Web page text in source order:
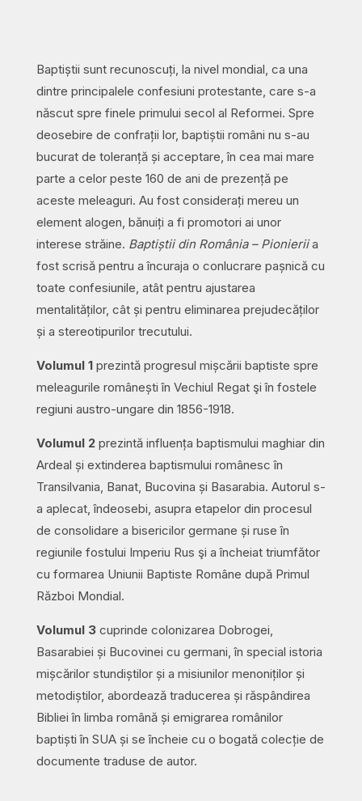
Baptiștii sunt recunoscuți, la nivel mondial, ca una
dintre principalele confesiuni protestante, care s-a
născut spre finele primului secol al Reformei. Spre
deosebire de confrații lor, baptiștii români nu s-au
bucurat de toleranță și acceptare, în cea mai mare
parte a celor peste 160 de ani de prezență pe
aceste meleaguri. Au fost considerați mereu un
element alogen, bănuiți a fi promotori ai unor
interese străine. Baptiștii din România – Pionieriia
fost scrisă pentru a încuraja o conlucrare pașnică cu
toate confesiunile, atât pentru ajustarea
mentalităților, cât și pentru eliminarea prejudecăților
și a stereotipurilor trecutului.
Volumul 1prezintă progresul mișcării baptiste spre
meleagurile românești în Vechiul Regat şi în fostele
regiuni austro-ungare din 1856-1918.
Volumul 2prezintă influența baptismului maghiar din
Ardeal și extinderea baptismului românesc în
Transilvania, Banat, Bucovina și Basarabia. Autorul s-
a aplecat, îndeosebi, asupra etapelor din procesul
de consolidare a bisericilor germane și ruse în
regiunile fostului Imperiu Rus şi a încheiat triumfător
cu formarea Uniunii Baptiste Române după Primul
Război Mondial.
Volumul 3cuprinde colonizarea Dobrogei,
Basarabiei și Bucovinei cu germani, în special istoria
mișcărilor stundiștilor și a misiunilor menoniților și
metodiștilor, abordează traducerea și răspândirea
Bibliei în limba română și emigrarea românilor
baptiști în SUA și se încheie cu o bogată colecție de
documente traduse de autor.